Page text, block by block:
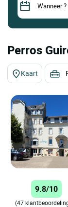
Perros
Kaart
9.8/10
(47